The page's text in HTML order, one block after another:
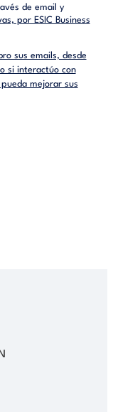
de email y
por ESIC Business
sus emails, desde
si interactúo con
mejorar sus